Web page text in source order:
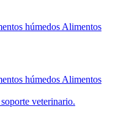
húmedos Alimentos
húmedos Alimentos
veterinario.